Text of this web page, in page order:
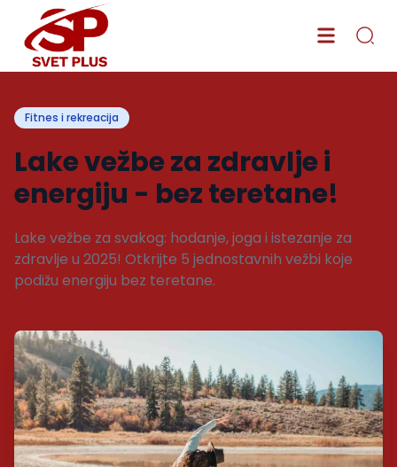
Fitnes i rekreacija
Lake vežbe za zdravlje i
energiju - bez teretane!
Lake vežbe za svakog: hodanje, joga i istezanje za
zdravlje u 2025! Otkrijte 5 jednostavnih vežbi koje
podižu energiju bez teretane.